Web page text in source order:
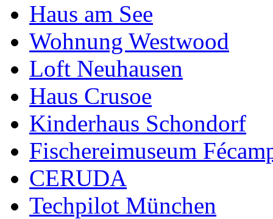
Haus am See
Wohnung Westwood
Loft Neuhausen
Haus Crusoe
Kinderhaus Schondorf
Fischereimuseum
CERUDA
Techpilot München